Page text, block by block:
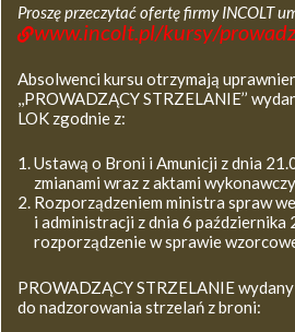
Proszę przeczytać ofertę firmy INCOLT
www.incolt.pl/kursy/
Absolwenci kursu otrzymają
,,PROWADZĄCY STRZELANIE’’
LOK zgodnie z:
Ustawą o Broni i Amunicji z dnia
zmianami wraz z aktami
Rozporządzeniem ministra spraw
i administracji z dnia 6 października
rozporządzenie w sprawie
PROWADZĄCY STRZELANIE
do nadzorowania strzelań z broni: